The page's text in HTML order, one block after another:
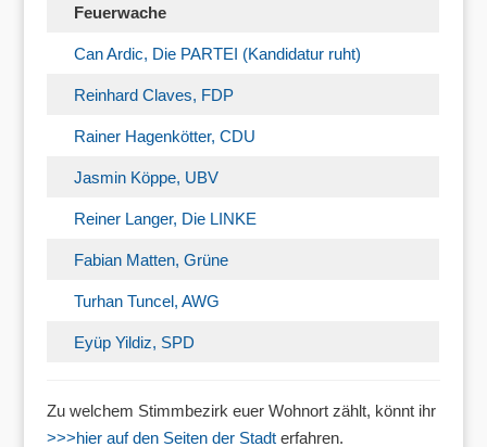
Feuerwache
Can Ardic, Die PARTEI (Kandidatur ruht)
Reinhard Claves, FDP
Rainer Hagenkötter, CDU
Jasmin Köppe, UBV
Reiner Langer, Die LINKE
Fabian Matten, Grüne
Turhan Tuncel, AWG
Eyüp Yildiz, SPD
Zu welchem Stimmbezirk euer Wohnort zählt, könnt ihr
>>>hier auf den Seiten der Stadt erfahren.